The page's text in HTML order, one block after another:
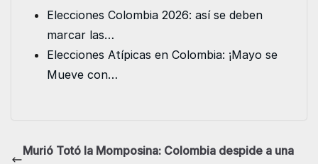
Elecciones Colombia 2026: así se deben
marcar las…
Elecciones Atípicas en Colombia: ¡Mayo se
Mueve con…
Murió Totó la Momposina: Colombia despide a una